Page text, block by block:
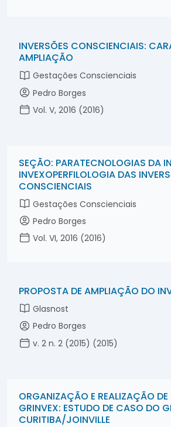
INVERSÕES CONSCIENCIAIS:
AMPLIAÇÃO
Gestações Conscienciais
Pedro Borges
Vol. V, 2016 (2016)
SEÇÃO: PARATECNOLOGIAS DA
INVEXOPERFILOLOGIA DAS
CONSCIENCIAIS
Gestações Conscienciais
Pedro Borges
Vol. VI, 2016 (2016)
PROPOSTA DE AMPLIAÇÃO DO
Glasnost
Pedro Borges
v. 2 n. 2 (2015) (2015)
ORGANIZAÇÃO E REALIZAÇÃO
GRINVEX: ESTUDO DE CASO DO
CURITIBA/JOINVILLE